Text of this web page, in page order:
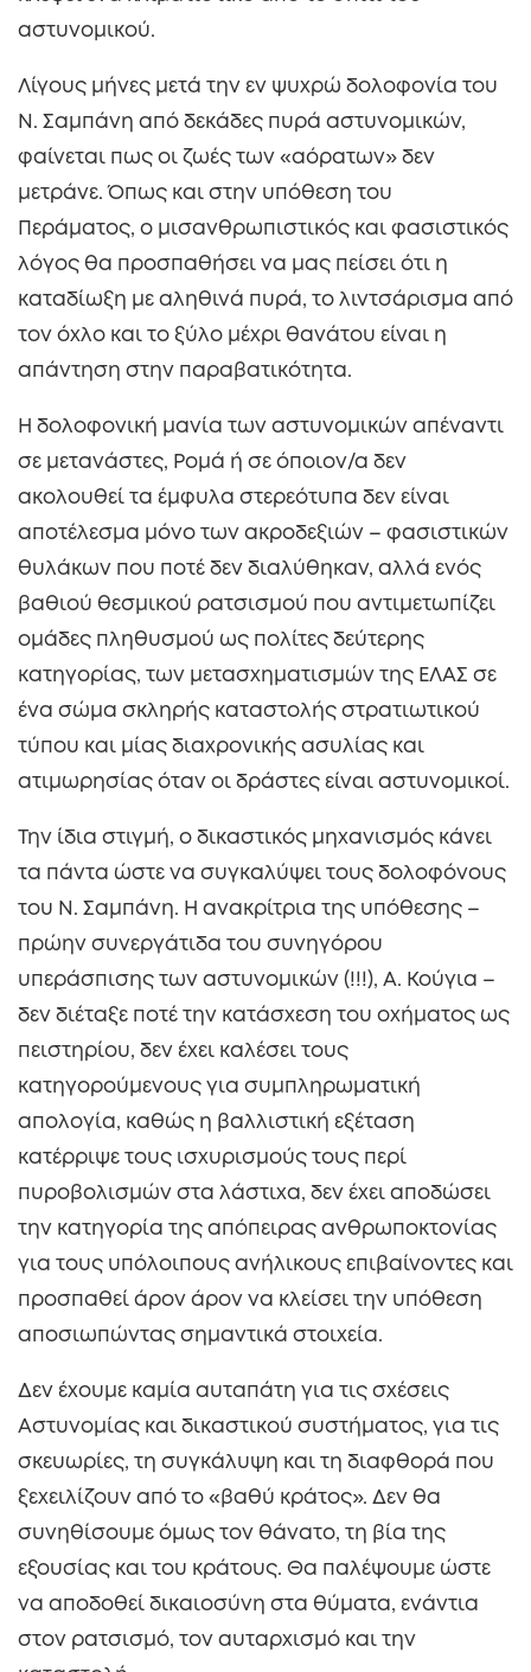
αστυνομικού.
Λίγους μήνες μετά την εν ψυχρώ δολοφονία του
Ν. Σαμπάνη από δεκάδες πυρά αστυνομικών,
φαίνεται πως οι ζωές των «αόρατων» δεν
μετράνε. Όπως και στην υπόθεση του
Περάματος, ο μισανθρωπιστικός και φασιστικός
λόγος θα προσπαθήσει να μας πείσει ότι η
καταδίωξη με αληθινά πυρά, το λιντσάρισμα από
τον όχλο και το ξύλο μέχρι θανάτου είναι η
απάντηση στην παραβατικότητα.
Η δολοφονική μανία των αστυνομικών απέναντι
σε μετανάστες, Ρομά ή σε όποιον/α δεν
ακολουθεί τα έμφυλα στερεότυπα δεν είναι
αποτέλεσμα μόνο των ακροδεξιών – φασιστικών
θυλάκων που ποτέ δεν διαλύθηκαν, αλλά ενός
βαθιού θεσμικού ρατσισμού που αντιμετωπίζει
ομάδες πληθυσμού ως πολίτες δεύτερης
κατηγορίας, των μετασχηματισμών της ΕΛΑΣ σε
ένα σώμα σκληρής καταστολής στρατιωτικού
τύπου και μίας διαχρονικής ασυλίας και
ατιμωρησίας όταν οι δράστες είναι αστυνομικοί.
Την ίδια στιγμή, ο δικαστικός μηχανισμός κάνει
τα πάντα ώστε να συγκαλύψει τους δολοφόνους
του Ν. Σαμπάνη. Η ανακρίτρια της υπόθεσης –
πρώην συνεργάτιδα του συνηγόρου
υπεράσπισης των αστυνομικών (!!!), Α. Κούγια –
δεν διέταξε ποτέ την κατάσχεση του οχήματος ως
πειστηρίου, δεν έχει καλέσει τους
κατηγορούμενους για συμπληρωματική
απολογία, καθώς η βαλλιστική εξέταση
κατέρριψε τους ισχυρισμούς τους περί
πυροβολισμών στα λάστιχα, δεν έχει αποδώσει
την κατηγορία της απόπειρας ανθρωποκτονίας
για τους υπόλοιπους ανήλικους επιβαίνοντες και
προσπαθεί άρον άρον να κλείσει την υπόθεση
αποσιωπώντας σημαντικά στοιχεία.
Δεν έχουμε καμία αυταπάτη για τις σχέσεις
Αστυνομίας και δικαστικού συστήματος, για τις
σκευωρίες, τη συγκάλυψη και τη διαφθορά που
ξεχειλίζουν από το «βαθύ κράτος». Δεν θα
συνηθίσουμε όμως τον θάνατο, τη βία της
εξουσίας και του κράτους. Θα παλέψουμε ώστε
να αποδοθεί δικαιοσύνη στα θύματα, ενάντια
στον ρατσισμό, τον αυταρχισμό και την